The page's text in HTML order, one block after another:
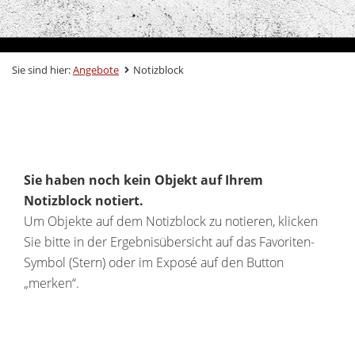
Sie sind hier:Angebote Notizblock
Sie haben noch kein Objekt auf Ihrem
Notizblock notiert.
Um Objekte auf dem Notizblock zu notieren, klicken
Sie bitte in der Ergebnisübersicht auf das Favoriten-
Symbol (Stern) oder im Exposé auf den Button
„merken“.